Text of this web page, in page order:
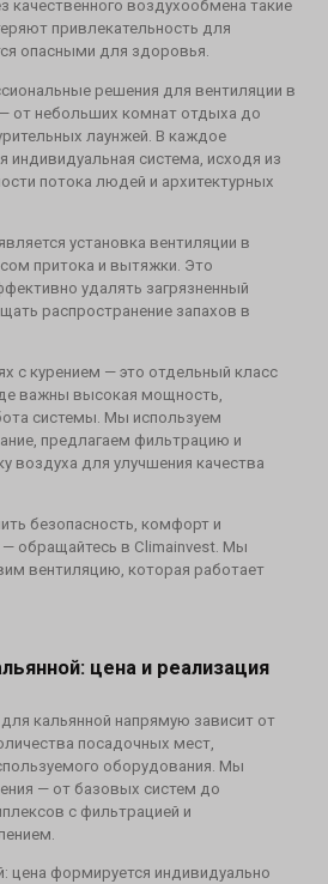
качественного воздухообмена такие
привлекательность для
опасными для здоровья.
решения для вентиляции в
от небольших комнат отдыха до
лаунжей. В каждое
индивидуальная система, исходя из
потока людей и архитектурных
установка вентиляции в
притока и вытяжки. Это
удалять загрязненный
распространение запахов в
с курением — это отдельный класс
важны высокая мощность,
системы. Мы используем
предлагаем фильтрацию и
воздуха для улучшения качества
безопасность, комфорт и
обращайтесь в Climainvest. Мы
вентиляцию, которая работает
цена и реализация
кальянной напрямую зависит от
посадочных мест,
оборудования. Мы
— от базовых систем до
с фильтрацией и
цена формируется индивидуально